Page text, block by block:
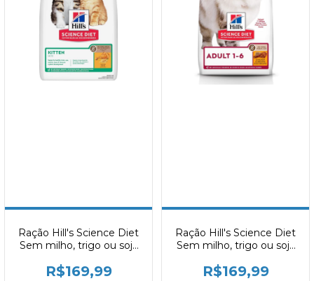
Ração Hill's Science Diet
Sem milho, trigo ou soja
Frango 1.59kg
R$169,99
Ração Hill's Science Diet
Sem milho, trigo ou soja
Frango 1.59kg
R$169,99